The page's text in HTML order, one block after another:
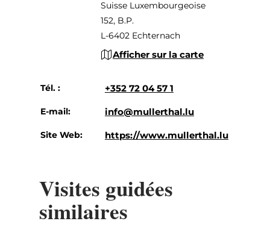
Suisse Luxembourgeoise
152, B.P.
L-6402 Echternach
Afficher sur la carte
Tél. : +352 72 04 57 1
E-mail: info@mullerthal.lu
Site Web: https://www.mullerthal.lu
Visites guidées
similaires